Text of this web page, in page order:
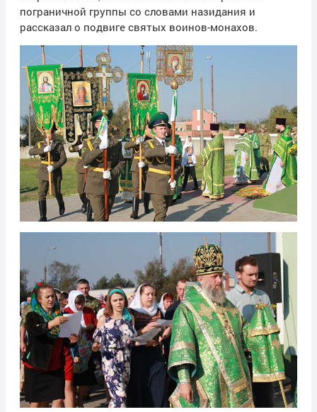
пограничной группы со словами назидания и
рассказал о подвиге святых воинов-монахов.